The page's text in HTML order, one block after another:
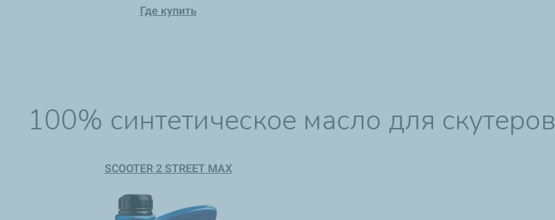
Где купить
100% синтетическое масло для скутеров
SCOOTER 2 STREET MAX